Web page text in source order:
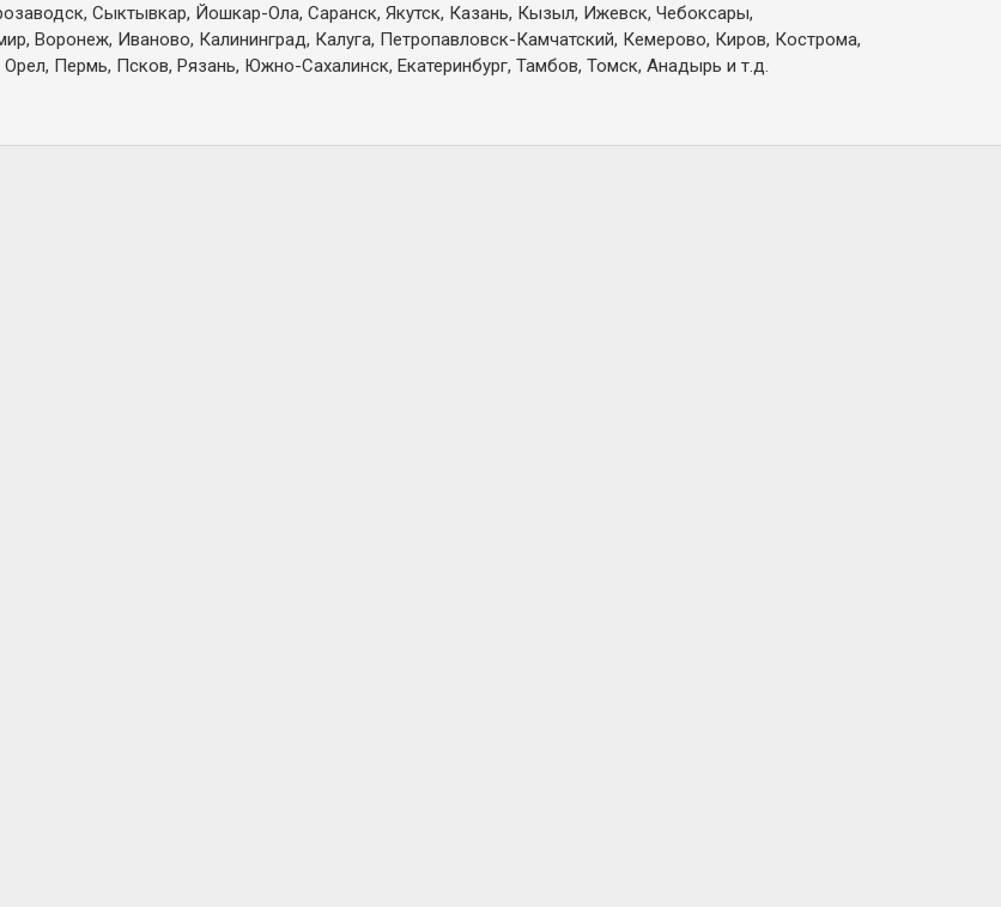
Сыктывкар, Йошкар-Ола, Саранск, Якутск, Казань, Кызыл, Ижевск, Чебоксары,
Воронеж, Иваново, Калининград, Калуга, Петропавловск-Камчатский, Кемерово, Киров, Кострома,
Пермь, Псков, Рязань, Южно-Сахалинск, Екатеринбург, Тамбов, Томск, Анадырь и т.д.